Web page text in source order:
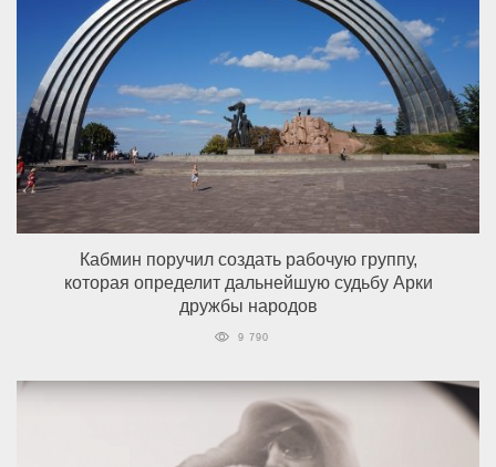
Кабмин поручил создать рабочую группу,
которая определит дальнейшую судьбу Арки
дружбы народов
9 790